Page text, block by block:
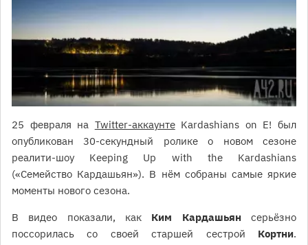
25 февраля на Twitter-аккаунтеKardashians on E! был
опубликован 30-секундный ролике о новом сезоне
реалити-шоу Keeping Up with the Kardashians
(«Семейство Кардашьян»). В нём собраны самые яркие
моменты нового сезона.
В видео показали, как Ким Кардашьянсерьёзно
поссорилась со своей старшей сестрой Кортни.